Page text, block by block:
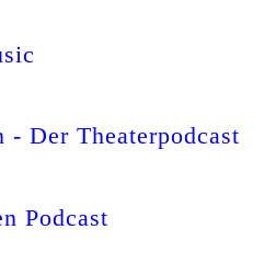
- Der Theaterpodcast
Podcast